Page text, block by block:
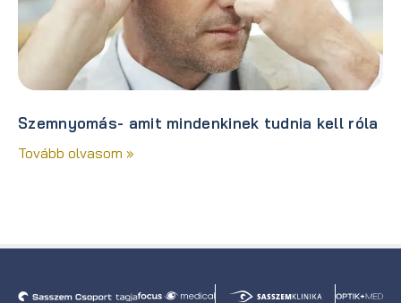
Szemnyomás- amit mindenkinek tudnia kell róla
Tovább olvasom »